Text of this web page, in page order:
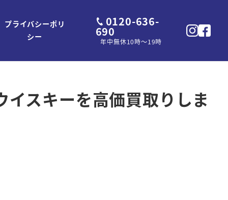
プライバシーポリ
シー
0120-636-
690
年中無休10時～19時
スキーを高価買取りしま